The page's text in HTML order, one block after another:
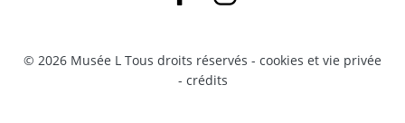
© 2026 Musée L Tous droits réservés - cookies et vie privée
- crédits